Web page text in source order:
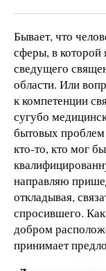
Бывает, что
сферы, в которой
сведущего
области. Или
к компетенции
сугубо
бытовых проблем
кто-то, кто мог
направляю
откладывая,
спросившего. Как
добром
принимает